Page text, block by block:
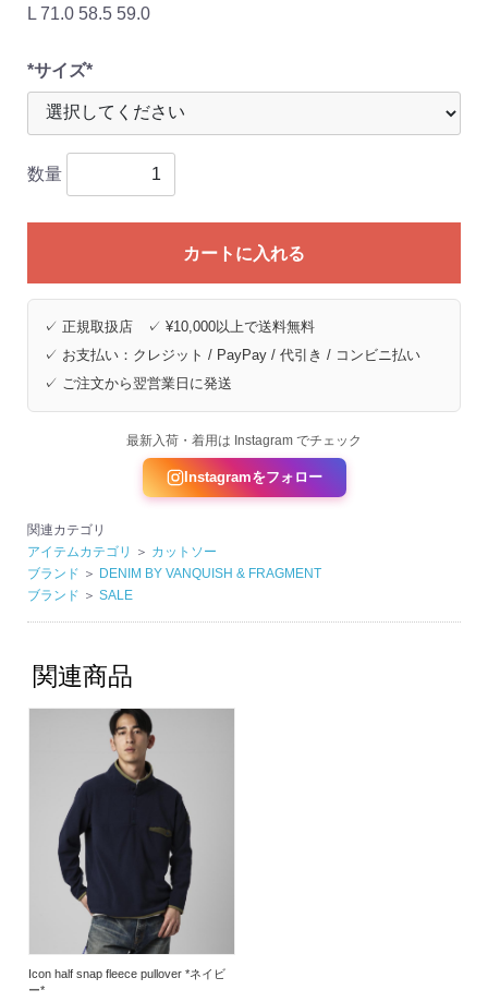
L 71.0 58.5 59.0
*サイズ*
数量
カートに入れる
✓ 正規取扱店 ✓ ¥10,000以上で送料無料
✓ お支払い：クレジット / PayPay / 代引き / コンビニ払い
✓ ご注文から翌営業日に発送
最新入荷・着用は Instagram でチェック
Instagramをフォロー
関連カテゴリ
アイテムカテゴリ
＞ カットソー
ブランド ＞ DENIM BY VANQUISH & FRAGMENT
ブランド ＞ SALE
関連商品
Icon half snap fleece pullover *ネイビ
ー*